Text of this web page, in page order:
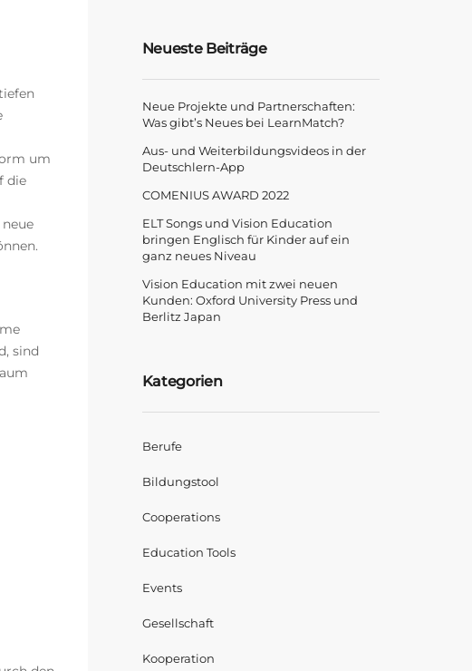
um
die
sind
Neueste Beiträge
Neue Projekte und Partnerschaften:
Was gibt’s Neues bei LearnMatch?
Aus- und Weiterbildungsvideos in der
Deutschlern-App
COMENIUS AWARD 2022
ELT Songs und Vision Education
bringen Englisch für Kinder auf ein
ganz neues Niveau
Vision Education mit zwei neuen
Kunden: Oxford University Press und
Berlitz Japan
Kategorien
Berufe
Bildungstool
Cooperations
Education Tools
Events
Gesellschaft
Kooperation